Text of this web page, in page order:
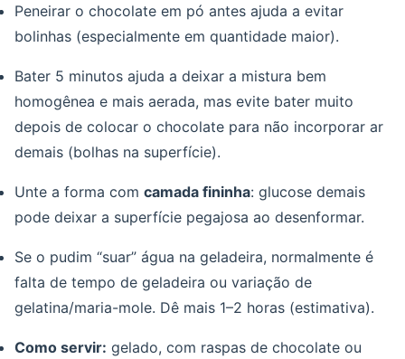
Peneirar o chocolate em pó antes ajuda a evitar
bolinhas (especialmente em quantidade maior).
Bater 5 minutos ajuda a deixar a mistura bem
homogênea e mais aerada, mas evite bater muito
depois de colocar o chocolate para não incorporar ar
demais (bolhas na superfície).
Unte a forma com camada fininha: glucose demais
pode deixar a superfície pegajosa ao desenformar.
Se o pudim “suar” água na geladeira, normalmente é
falta de tempo de geladeira ou variação de
gelatina/maria-mole. Dê mais 1–2 horas (estimativa).
Como servir: gelado, com raspas de chocolate ou